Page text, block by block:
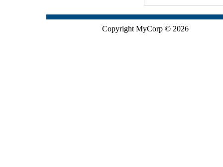
Copyright MyCorp © 2026